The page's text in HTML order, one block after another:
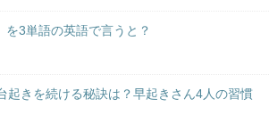
を3単語の英語で言うと？
起きを続ける秘訣は？早起きさん4人の習慣